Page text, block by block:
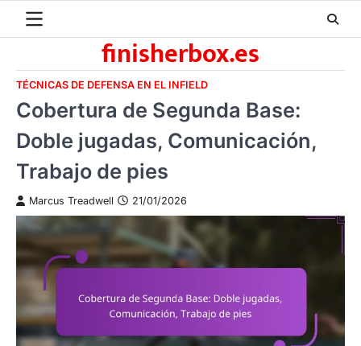
finisherbox.es
TÉCNICAS DE DEFENSA EN EL INFIELD
Cobertura de Segunda Base:
Doble jugadas, Comunicación,
Trabajo de pies
Marcus Treadwell 21/01/2026